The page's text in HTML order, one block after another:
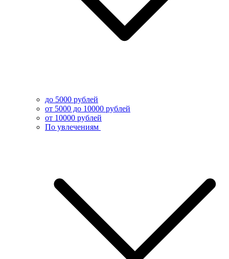
до 5000 рублей
от 5000 до 10000 рублей
от 10000 рублей
По увлечениям